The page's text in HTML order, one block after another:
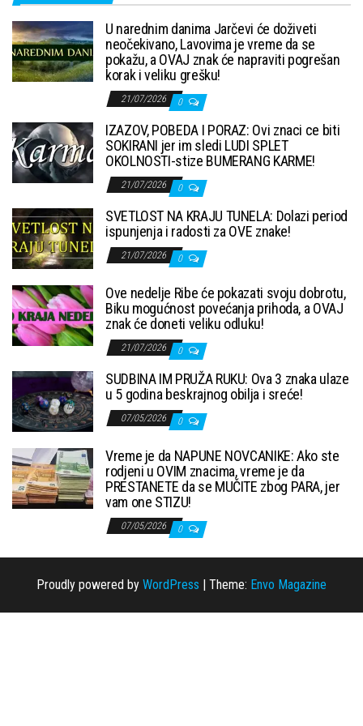
U narednim danima Jarčevi će doživeti
neočekivano, Lavovima je vreme da se
pokažu, a OVAJ znak će napraviti pogrešan
korak i veliku grešku!
21/07/2026 0
IZAZOV, POBEDA I PORAZ: Ovi znaci ce biti
SOKIRANI jer im sledi LUDI SPLET
OKOLNOSTI-stize BUMERANG KARME!
21/07/2026 0
SVETLOST NA KRAJU TUNELA: Dolazi period
ispunjenja i radosti za OVE znake!
21/07/2026 0
Ove nedelje Ribe će pokazati svoju dobrotu,
Biku mogućnost povećanja prihoda, a OVAJ
znak će doneti veliku odluku!
21/07/2026 0
SUDBINA IM PRUŽA RUKU: Ova 3 znaka ulaze
u 5 godina beskrajnog obilja i sreće!
07/05/2026 0
Vreme je da NAPUNE NOVCANIKE: Ako ste
rodjeni u OVIM znacima, vreme je da
PRESTANETE da se MUČITE zbog PARA, jer
vam one STIZU!
07/05/2026 0
Proudly powered by WordPress Theme: Envo Magazine